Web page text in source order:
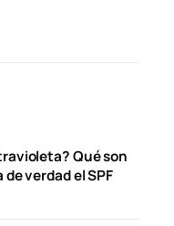
Qué son
verdad el SPF